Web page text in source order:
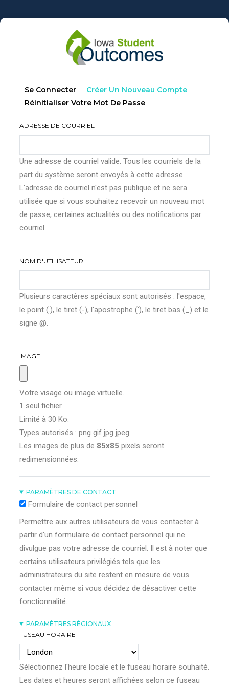
au
Onglets
principaux
Se Connecter Créer Un Nouveau Compte
Réinitialiser Votre Mot De Passe
ADRESSE DE COURRIEL
Une adresse de courriel valide. Tous les courriels de la
part du système seront envoyés à cette adresse.
L'adresse de courriel n'est pas publique et ne sera
utilisée que si vous souhaitez recevoir un nouveau mot
de passe, certaines actualités ou des notifications par
courriel.
NOM D'UTILISATEUR
Plusieurs caractères spéciaux sont autorisés : l'espace,
le point (.), le tiret (-), l'apostrophe ('), le tiret bas (_) et le
signe @.
IMAGE
Votre visage ou image virtuelle.
1 seul fichier.
Limité à 30 Ko.
Types autorisés : png gif jpg jpeg.
Les images de plus de 85x85 pixels seront
redimensionnées.
PARAMÈTRES DE CONTACT
Formulaire de contact personnel
Permettre aux autres utilisateurs de vous contacter à
partir d'un formulaire de contact personnel qui ne
divulgue pas votre adresse de courriel. Il est à noter que
certains utilisateurs privilégiés tels que les
administrateurs du site restent en mesure de vous
contacter même si vous décidez de désactiver cette
fonctionnalité.
PARAMÈTRES RÉGIONAUX
FUSEAU HORAIRE
Sélectionnez l'heure locale et le fuseau horaire souhaité.
Les dates et heures seront affichées selon ce fuseau